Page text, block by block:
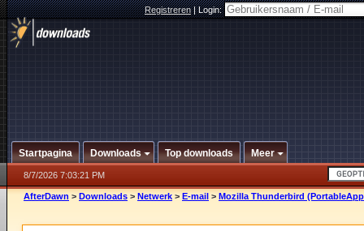
Registreren|Login:
Startpagina Downloads Top downloads Meer
8/7/2026 7:03:21 PM
AfterDawn > Downloads > Netwerk > E-mail > Mozilla Thunderbird